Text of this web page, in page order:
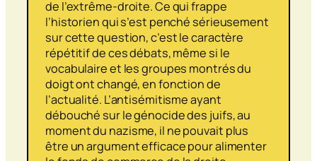
de l’extrême-droite. Ce qui frappe
l’historien qui s’est penché sérieusement
sur cette question, c’est le caractère
répétitif de ces débats, même si le
vocabulaire et les groupes montrés du
doigt ont changé, en fonction de
l’actualité. L’antisémitisme ayant
débouché sur le génocide des juifs, au
moment du nazisme, il ne pouvait plus
être un argument efficace pour alimenter